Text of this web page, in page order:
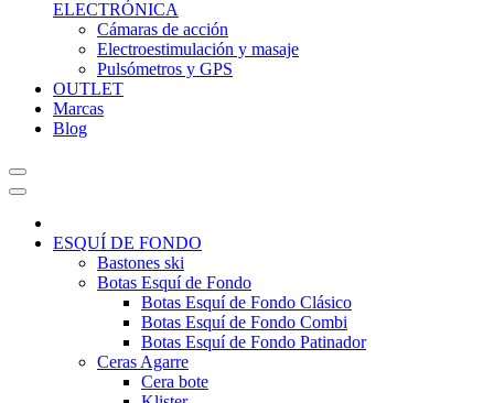
ELECTRÓNICA
Cámaras de acción
Electroestimulación y masaje
Pulsómetros y GPS
OUTLET
Marcas
Blog
ESQUÍ DE FONDO
Bastones ski
Botas Esquí de Fondo
Botas Esquí de Fondo Clásico
Botas Esquí de Fondo Combi
Botas Esquí de Fondo Patinador
Ceras Agarre
Cera bote